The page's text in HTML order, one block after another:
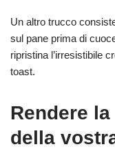
Un altro trucco
sul pane prima di
ripristina l’irresistibile
toast.
Rendere
della